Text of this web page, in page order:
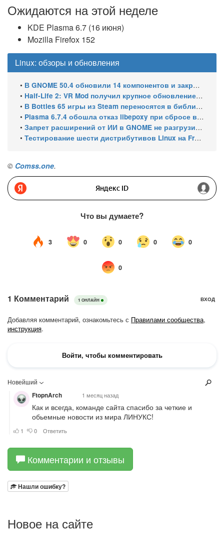
Ожидаются на этой неделе
KDE Plasma 6.7 (16 июня)
Mozilla Firefox 152
Linux: обзоры и обновления
• В GNOME 50.4 обновили 14 компонентов и закрыли уязвимости GDM
• Half-Life 2: VR Mod получил крупное обновление и статус Steam Frame Verified
• В Bottles 65 игры из Steam переносятся в библиотеку автоматически
• Plasma 6.7.4 обошла отказ libepoxy при сбросе видеокарты
• Запрет расширений от ИИ в GNOME не разгрузил очередь за 8 месяцев
• Тестирование шести дистрибутивов Linux на Framework Laptop 13 Pro
© Comss.one.
Комментарии и отзывы
Нашли ошибку?
Новое на сайте